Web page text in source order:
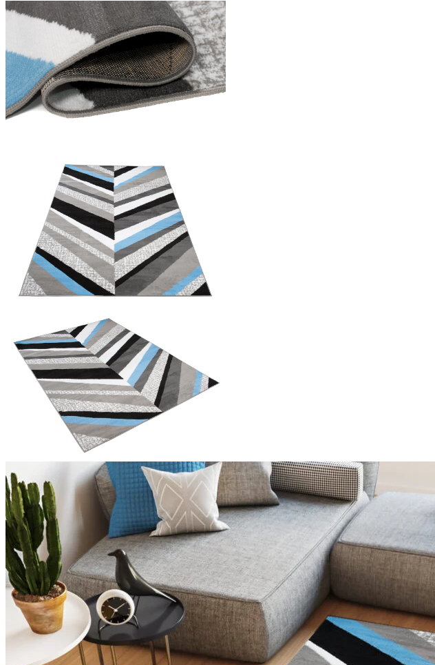
Les cookies indispensables sont cruciaux pour les fonctions de
ne stockent aucune donnée permettant d'identifier
Préférences
Les cookies liés aux préférences permettent au site de se
comme votre langue préférée ou la région dans laquelle vous
engageantes pour l'utilisateur individuel et, par conséquent,
Non classés
Les cookies non classés sont des cookies qui sont en